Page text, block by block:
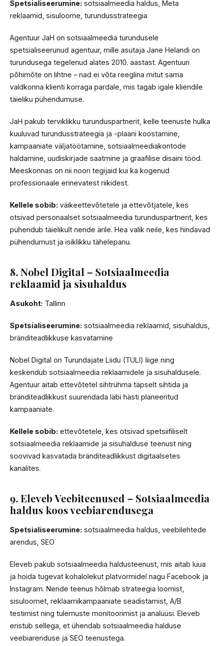
Spetsialiseerumine: sotsiaalmeedia haldus, Meta
reklaamid, sisuloome, turundusstrateegia
Agentuur JaH on sotsiaalmeedia turundusele
spetsialiseerunud agentuur, mille asutaja Jane Helandi on
turundusega tegelenud alates 2010. aastast. Agentuuri
põhimõte on lihtne – nad ei võta reeglina mitut sama
valdkonna klienti korraga pardale, mis tagab igale kliendile
täieliku pühendumuse.
JaH pakub terviklikku turunduspartnerit, kelle teenuste hulka
kuuluvad turundusstrateegia ja -plaani koostamine,
kampaaniate väljatöötamine, sotsiaalmeediakontode
haldamine, uudiskirjade saatmine ja graafilise disaini tööd.
Meeskonnas on nii noori tegijaid kui ka kogenud
professionaale erinevatest riikidest.
Kellele sobib: väikeettevõtetele ja ettevõtjatele, kes
otsivad personaalset sotsiaalmeedia turunduspartnerit, kes
pühendub täielikult nende ärile. Hea valik neile, kes hindavad
pühendumust ja isiklikku tähelepanu.
8. Nobel Digital – Sotsiaalmeedia
reklaamid ja sisuhaldus
Asukoht: Tallinn
Spetsialiseerumine: sotsiaalmeedia reklaamid, sisuhaldus,
bränditeadlikkuse kasvatamine
Nobel Digital on Turundajate Liidu (TULI) liige ning
keskendub sotsiaalmeedia reklaamidele ja sisuhaldusele.
Agentuur aitab ettevõtetel sihtrühma täpselt sihtida ja
bränditeadlikkust suurendada läbi hästi planeeritud
kampaaniate.
Kellele sobib: ettevõtetele, kes otsivad spetsiifiliselt
sotsiaalmeedia reklaamide ja sisuhalduse teenust ning
soovivad kasvatada bränditeadlikkust digitaalsetes
kanalites.
9. Eleveb Veebiteenused – Sotsiaalmeedia
haldus koos veebiarendusega
Spetsialiseerumine: sotsiaalmeedia haldus, veebilehtede
arendus, SEO
Eleveb pakub sotsiaalmeedia haldusteenust, mis aitab luua
ja hoida tugevat kohalolekut platvormidel nagu Facebook ja
Instagram. Nende teenus hõlmab strateegia loomist,
sisuloomet, reklaamikampaaniate seadistamist, A/B
testimist ning tulemuste monitoorimist ja analüüsi. Eleveb
eristub sellega, et ühendab sotsiaalmeedia halduse
veebiarenduse ja SEO teenustega.